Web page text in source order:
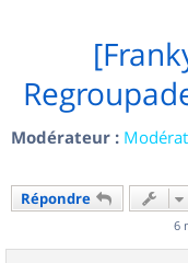
Modérateur :
Répondre
6